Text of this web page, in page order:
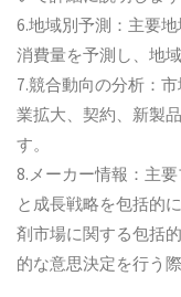
6.地域別予測：主要
消費量を予測し、地
7.競合動向の分析：
業拡大、契約、新製
す。
8.メーカー情報：主
と成長戦略を包括的
剤市場に関する包括
的な意思決定を行う